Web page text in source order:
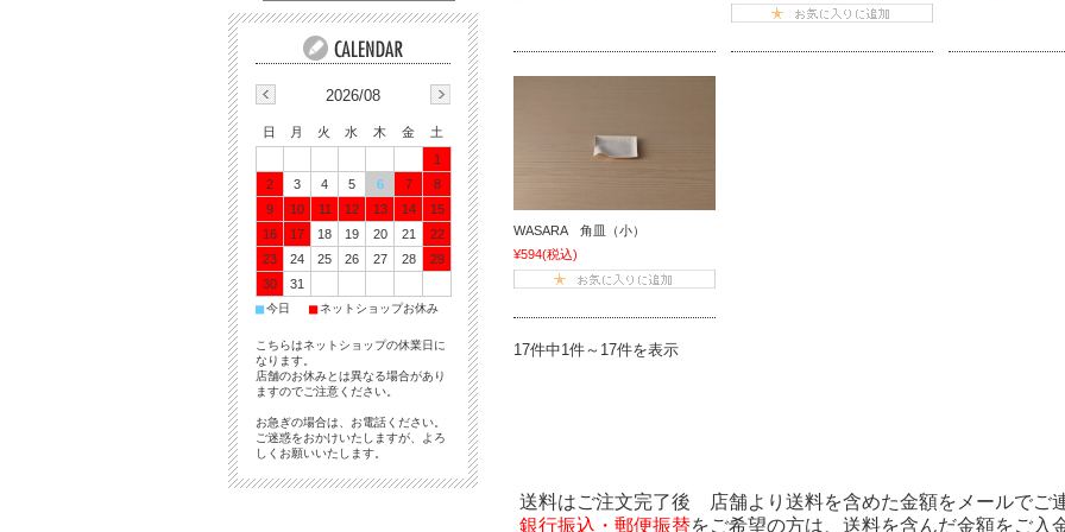
WASARA 角皿（小）
¥594(税込)
17件中1件～17件を表示
送料はご注文完了後 店舗より送料を含めた金額をメールでご
銀行振込・郵便振替をご希望の方は、送料を含んだ金額をご入
2026/08
日 月 火 水 木 金
土
1
2
3 4 5 6 7
8
9
10 11 12 13 14
15
16
17 18 19 20 21
22
23
24 25 26 27 28
29
30
31
■今日 ■ネットショップお休み
こちらはネットショップの休業日に
なります。
店舗のお休みとは異なる場合があり
ますのでご注意ください。
お急ぎの場合は、お電話ください。
ご迷惑をおかけいたしますが、よろ
しくお願いいたします。